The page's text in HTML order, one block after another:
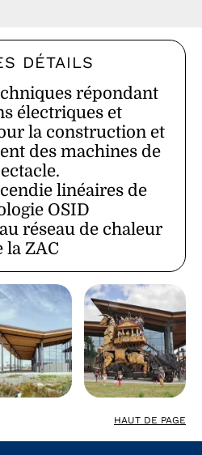
DÉTAILS
répondant
électriques et
la construction et
des machines de
linéaires de
OSID
réseau de chaleur
la ZAC
HAUT DE PAGE